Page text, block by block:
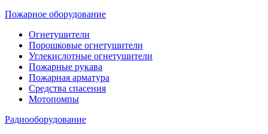
Пожарное оборудование
Огнетушители
Порошковые огнетушители
Углекислотные огнетушители
Пожарные рукава
Пожарная арматура
Средства спасения
Мотопомпы
Радиооборудование